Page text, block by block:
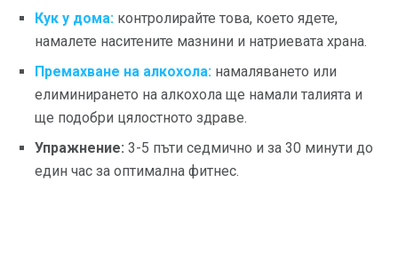
Кук у дома: контролирайте това, което ядете,
намалете наситените мазнини и натриевата храна.
Премахване на алкохола: намаляването или
елиминирането на алкохола ще намали талията и
ще подобри цялостното здраве.
Упражнение: 3-5 пъти седмично и за 30 минути до
един час за оптимална фитнес.